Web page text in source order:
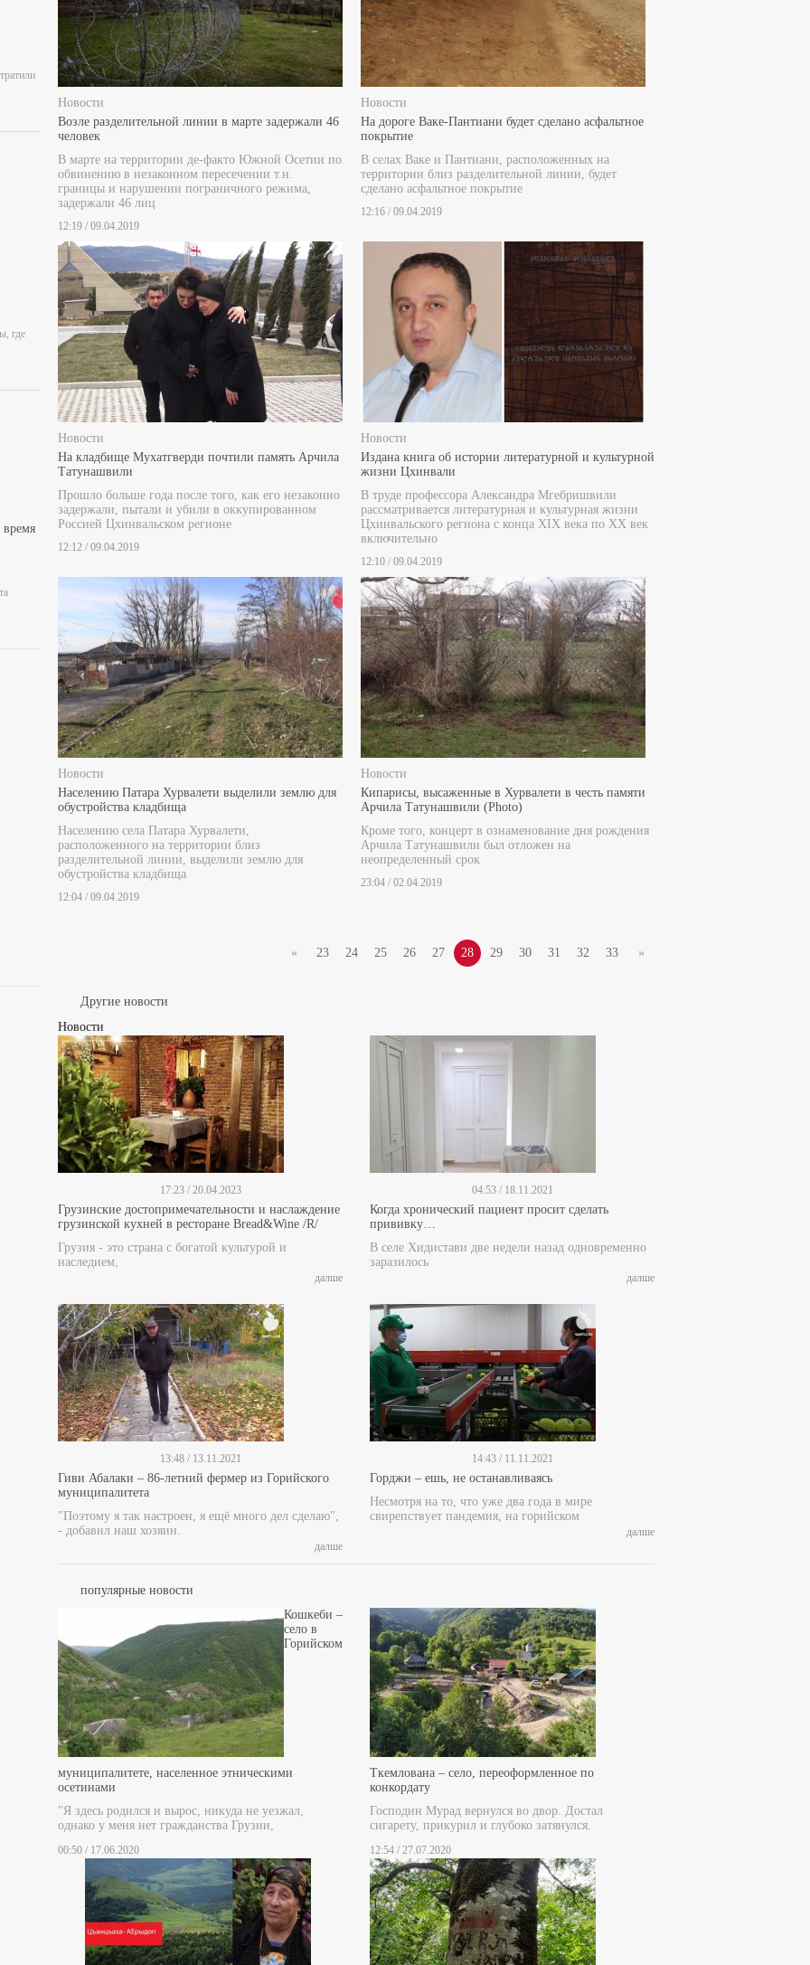
где
Новости
Возле разделительной линии в марте задержали 46
человек
В марте на территории де-факто Южной Осетии по
обвинению в незаконном пересечении т.н.
границы и нарушении пограничного режима,
задержали 46 лиц
12:19 / 09.04.2019
Новости
На дороге Ваке-Пантиани будет сделано асфальтное
покрытие
В селах Ваке и Пантиани, расположенных на
территории близ разделительной линии, будет
сделано асфальтное покрытие
12:16 / 09.04.2019
Новости
На кладбище Мухатгверди почтили память Арчила
Татунашвили
Прошло больше года после того, как его незаконно
задержали, пытали и убили в оккупированном
Россией Цхинвальском регионе
12:12 / 09.04.2019
Новости
Издана книга об истории литературной и культурной
жизни Цхинвали
В труде профессора Александра Мгебришвили
рассматривается литературная и культурная жизни
Цхинвальского региона с конца XIX века по XX век
включительно
12:10 / 09.04.2019
Новости
Населению Патара Хурвалети выделили землю для
обустройства кладбища
Населению села Патара Хурвалети,
расположенного на территории близ
разделительной линии, выделили землю для
обустройства кладбища
12:04 / 09.04.2019
Новости
Кипарисы, высаженные в Хурвалети в честь памяти
Арчила Татунашвили (Photo)
Кроме того, концерт в ознаменование дня рождения
Арчила Татунашвили был отложен на
неопределенный срок
23:04 / 02.04.2019
« 23 24 25 26 27 28 29 30 31 32 33 »
Другие новости
Новости
17:23 / 20.04.2023
Грузинские достопримечательности и наслаждение
грузинской кухней в ресторане Bread&Wine /R/
Грузия - это страна с богатой культурой и
наследием,
далше
04:53 / 18.11.2021
Когда хронический пациент просит сделать
прививку…
В селе Хидистави две недели назад одновременно
заразилось
далше
13:48 / 13.11.2021
Гиви Абалаки – 86-летний фермер из Горийского
муниципалитета
"Поэтому я так настроен, я ещё много дел сделаю",
- добавил наш хозяин.
далше
14:43 / 11.11.2021
Горджи – ешь, не останавливаясь
Несмотря на то, что уже два года в мире
свирепствует пандемия, на горийском
далше
популярные новости
Кошкеби –
село в
Горийском
муниципалитете, населенное этническими
осетинами
"Я здесь родился и вырос, никуда не уезжал,
однако у меня нет гражданства Грузии,
00:50 / 17.06.2020
Ткемлована – село, переоформленное по
конкордату
Господин Мурад вернулся во двор. Достал
сигарету, прикурил и глубоко затянулся.
12:54 / 27.07.2020